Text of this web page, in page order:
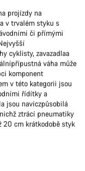
projízdy na
v trvalém styku s
či přímými
cyklisty, zavazadlaa
váha může
komponent
v této kategorii jsou
řídítky a
jsou navíczpůsobilá
ztrácí pneumatiky
20 cm krátkodobě styk